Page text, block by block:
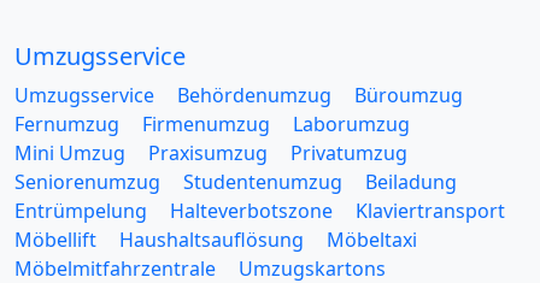
Umzugsservice
Umzugsservice Behördenumzug
Büroumzug
Fernumzug
Firmenumzug
Laborumzug
Mini Umzug
Praxisumzug
Privatumzug
Seniorenumzug
Studentenumzug
Beiladung
Entrümpelung
Halteverbotszone
Klaviertransport
Möbellift
Haushaltsauflösung
Möbeltaxi
Möbelmitfahrzentrale
Umzugskartons